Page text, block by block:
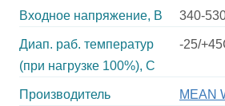
Входное напряжение, В 340-
Диап. раб. температур
(при нагрузке 100%), C
-25/
Производитель MEAN